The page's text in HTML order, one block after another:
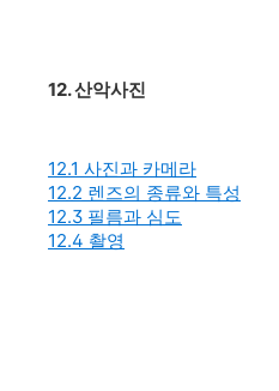
12. 산악사진
12.1 사진과 카메라
12.2 렌즈의 종류와 특성
12.3 필름과 심도
12.4 촬영